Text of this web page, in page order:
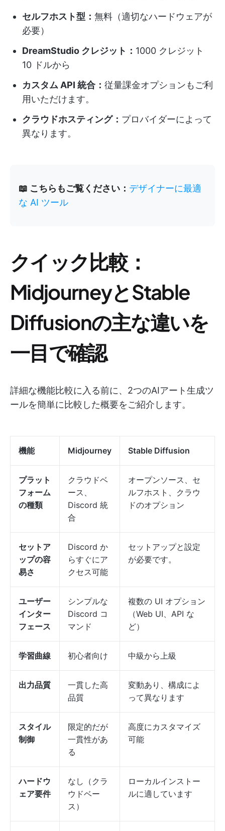
セルフホスト型： 無料（適切なハードウェアが
必要）
DreamStudio クレジット： 1000 クレジット
10 ドルから
カスタム API 統合： 従量課金オプションもご利
用いただけます。
クラウドホスティング： プロバイダーによって
異なります。
📖 こちらもご覧ください： デザイナーに最適
な AI ツール
クイック比較：
MidjourneyとStable
Diffusionの主な違いを
一目で確認
詳細な機能比較に入る前に、2つのAIアート生成ツ
ールを簡単に比較した概要をご紹介します。
機能 Midjourney Stable Diffusion
プラット
フォーム
の種類
クラウドベ
ース、
Discord 統
合
オープンソース、セ
ルフホスト、クラウ
ドのオプション
セットア
ップの容
易さ
Discord か
らすぐにア
クセス可能
セットアップと設定
が必要です。
ユーザー
インター
フェース
シンプルな
Discord コ
マンド
複数の UI オプション
（Web UI、API な
ど）
学習曲線 初心者向け 中級から上級
出力品質
一貫した高
品質
変動あり、構成によ
って異なります
スタイル
制御
限定的だが
一貫性があ
る
高度にカスタマイズ
可能
ハードウ
ェア要件
なし（クラ
ウドベー
ス）
ローカルインストー
ルに適しています